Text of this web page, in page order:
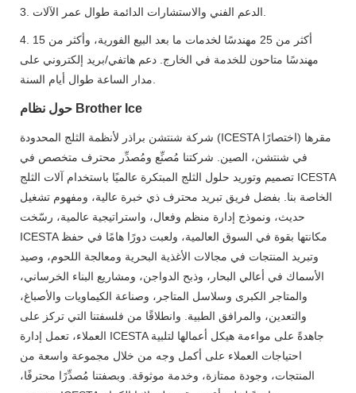
4. أكثر من 25 مهندسًا لخدمات ما بعد البيع الفورية، وأكثر من 15
مهندسًا متاحون للخدمة في الخارج. دعم هاتفي/بريد إلكتروني على
حول نظام Brother Ice
شركة شنتشن براذر لأنظمة الثلج المحدودة (ICESTA اختصارًا) مقرها
في شنتشن، الصين. شركتنا مُصنِّع ومُصدِّر محترف متخصص في
تصميم وتوريد حلول الثلج المبتكرة عالميًا باستخدام آلات الثلج ICESTA
الخاصة بنا. بفضل فريق تبريد محترف ذي خبرة عالية، ومفهوم تشغيل
حديث، ونموذج إدارة منظم وفعال، واستراتيجية عالمية، رسّخت
ICESTA مكانتها بقوة في السوق العالمية، ولعبت دورًا هامًا في حفظ
وتبريد المنتجات في مجالات الأغذية البحرية ومعالجة اللحوم، وصيد
الأسماك في أعالي البحار، وذبح الدواجن، ومشاريع البناء الخرساني،
والمتاجر الكبرى وسلاسل المتاجر، وصناعة الكيماويات والأصباغ،
والتعدين، والمرافق الطبية. وانطلاقًا من فلسفتنا التي تركز على
العملاء، تعمل إدارة ICESTA جاهدةً على مواءمة هيكل أعمالها لتلبية
احتياجات العملاء على أكمل وجه من خلال مجموعة واسعة من
المنتجات، وجودة ممتازة، وخدمة موثوقة. وبصفتنا مُصدِّرًا محترفًا،